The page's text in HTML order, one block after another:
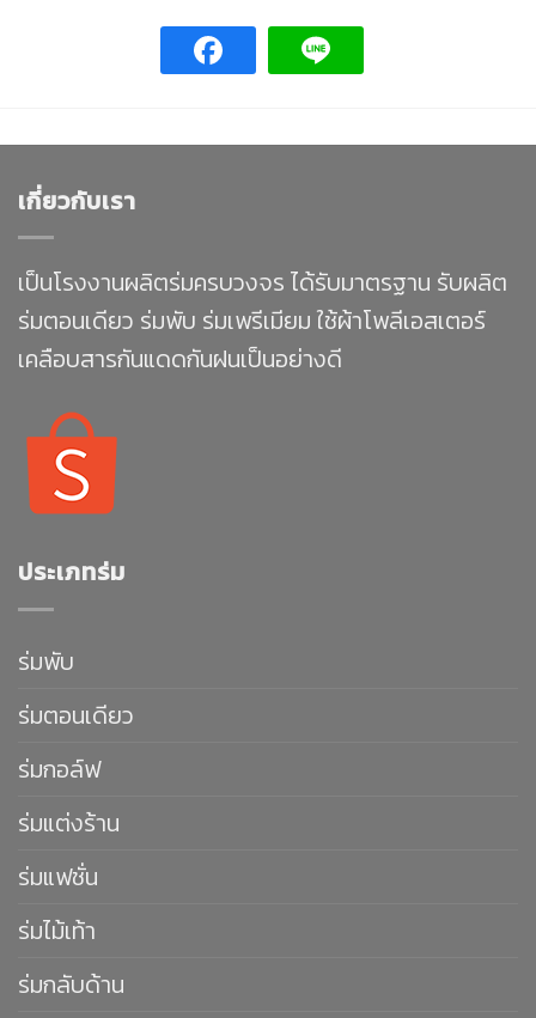
เกี่ยวกับเรา
เป็นโรงงานผลิตร่มครบวงจร ได้รับมาตรฐาน รับผลิต
ร่มตอนเดียว ร่มพับ ร่มเพรีเมียม ใช้ผ้าโพลีเอสเตอร์
เคลือบสารกันแดดกันฝนเป็นอย่างดี
ประเภทร่ม
ร่มพับ
ร่มตอนเดียว
ร่มกอล์ฟ
ร่มแต่งร้าน
ร่มแฟชั่น
ร่มไม้เท้า
ร่มกลับด้าน